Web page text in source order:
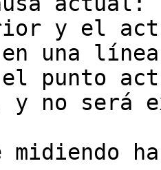
y el
una
punto
y no será
midiendo